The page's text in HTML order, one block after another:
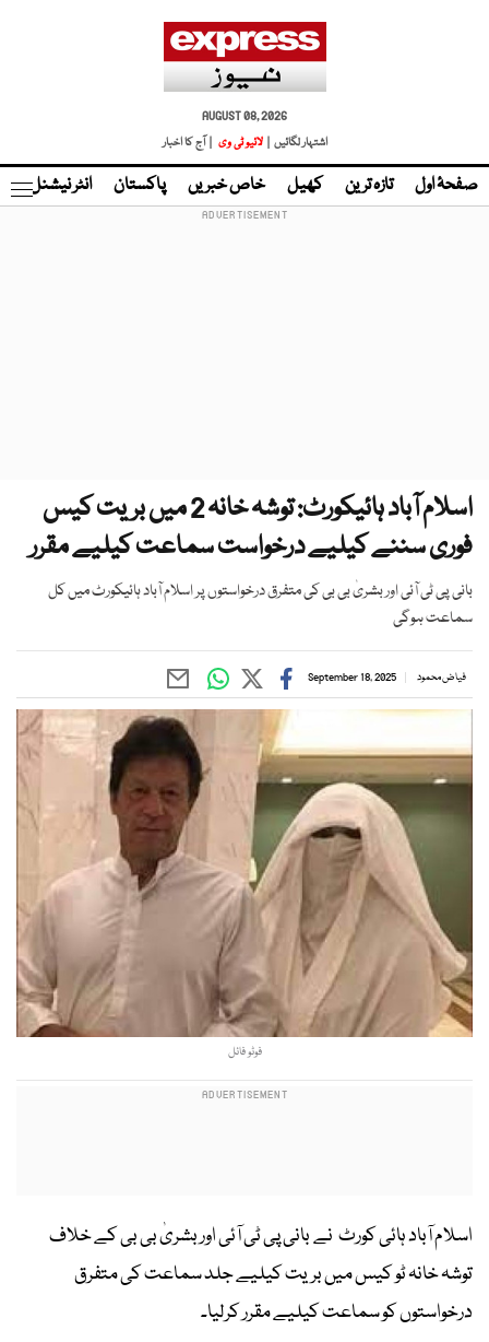
AUGUST 08, 2026
اشتہار لگائیں |
لائیو ٹی وی | آج کا اخبار
صفحۂ اول تازہ ترین کھیل خاص خبریں پاکستان انٹر نیشنل
اسلام آباد ہائیکورٹ: توشہ خانہ 2 میں بریت کیس
فوری سننے کیلیے درخواست سماعت کیلیے مقرر
بانی پی ٹی آئی اور بشریٰ بی بی کی متفرق درخواستوں پر اسلام آباد ہائیکورٹ میں کل
سماعت ہوگی
فیاض محمود September 18, 2025
فوٹو فائل
اسلام آباد ہائی کورٹ نے بانی پی ٹی آئی اور بشریٰ بی بی کے خلاف
توشہ خانہ ٹو کیس میں بریت کیلیے جلد سماعت کی متفرق
درخواستوں کو سماعت کیلیے مقرر کرلیا۔